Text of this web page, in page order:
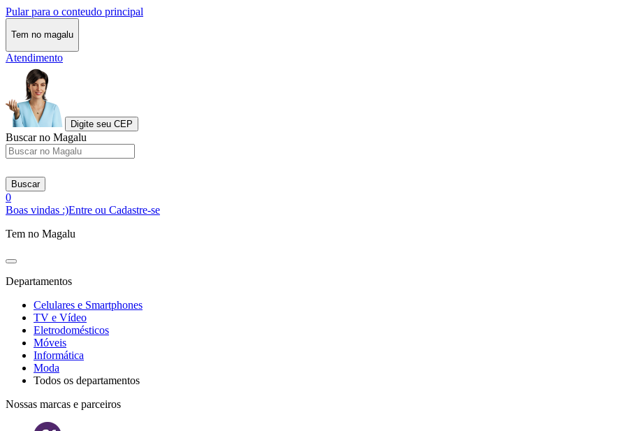
Pular para o conteudo principal
Tem no magalu
Atendimento
Digite seu CEP
Buscar no Magalu
Buscar
0
Boas vindas :)Entre ou Cadastre-se
Tem no Magalu
Departamentos
Celulares e Smartphones
TV e Vídeo
Eletrodomésticos
Móveis
Informática
Moda
Todos os departamentos
Nossas marcas e parceiros